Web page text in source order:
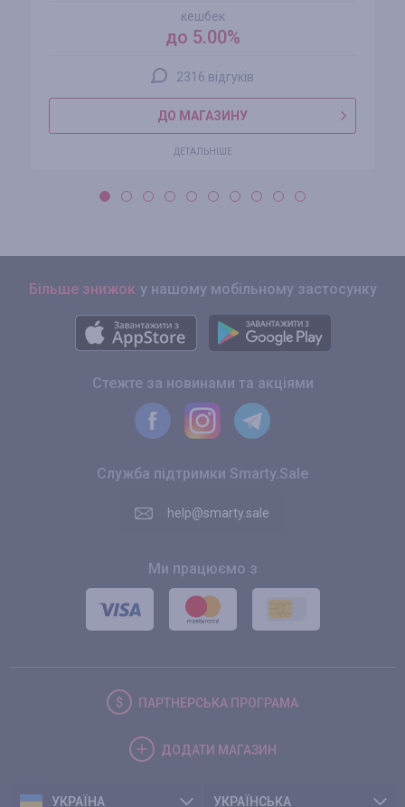
кешбек
до 5.00%
2316 відгуків
ДО МАГАЗИНУ
ДЕТАЛЬНІШЕ
Більше знижок у нашому мобільному застосунку
Стежте за новинами та акціями
Служба підтримки Smarty.Sale
help@smarty.sale
Ми працюємо з
ПАРТНЕРСЬКА ПРОГРАМА
ДОДАТИ МАГАЗИН
УКРАЇНА УКРАЇНСЬКА